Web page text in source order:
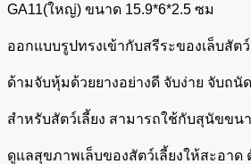
GA11(ใหญ่) ขนาด 15.9*6*2.5 ซม
ออกแบบรูปทรงเข้ากับสรีระของเล็บสัตว์
ด้ามจับหุ้มด้วยยางอย่างดี จับง่าย จับถนั
สำหรับสัตว์เลี้ยง สามารถใช้กับสุนัขขน
ดูแลสุขภาพเล็บของสัตว์เลี้ยงให้สะอาด